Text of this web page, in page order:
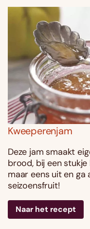
Kweeperenjam
Deze jam smaakt
brood, bij een
maar eens uit en ga
seizoensfruit!
Naar het recept